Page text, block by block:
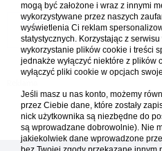
Forum Chorwacja Online - Cro.pl
Usuń ciasteczka• Strefa czasowa:
mogą być założone i wraz z innymi
wykorzystywane przez naszych
wyświetlenia Ci reklam
statystycznych. Korzystając z
wykorzystanie plików cookie i treści
jednakże wyłączyć niektóre z plików
wyłączyć pliki cookie w opcjach
Jeśli masz u nas konto, możemy
przez Ciebie dane, które zostały
nick użytkownika są niezbędne do
są wprowadzane dobrowolnie). Nie
jakiekolwiek dane wprowadzone